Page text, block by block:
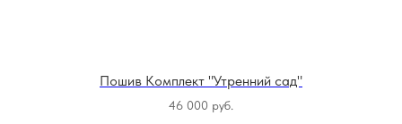
Пошив Комплект "Утренний сад"
46 000 руб.